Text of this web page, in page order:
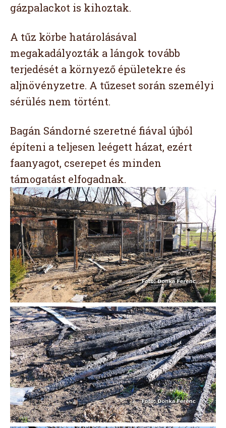
gázpalackot is kihoztak.
A tűz körbe határolásával
megakadályozták a lángok tovább
terjedését a környező épületekre és
aljnövényzetre. A tűzeset során személyi
sérülés nem történt.
Bagán Sándorné szeretné fiával újból
építeni a teljesen leégett házat, ezért
faanyagot, cserepet és minden
támogatást elfogadnak.